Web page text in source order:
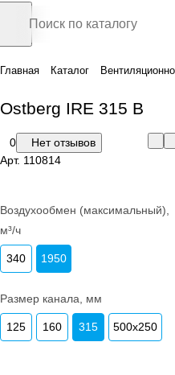
Главная Каталог
Ostberg IRE 315 B
0
Нет отзывов
Арт. 110814
Воздухообмен (максимальный),
м³/ч
340 1950
Размер канала, мм
125 160 315 500x250